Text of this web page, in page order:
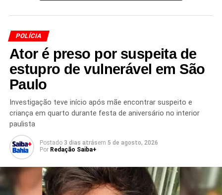
Mulher é morta a facadas no Engenho Velho da
Federação
NÃO PERCA
Bebê e três adolescentes são resgatados de
maus-tratos em Goiás
POLÍCIA
Ator é preso por suspeita de
estupro de vulnerável em São
Paulo
Investigação teve início após mãe encontrar suspeito e
criança em quarto durante festa de aniversário no interior
paulista
Postado 3 dias atrásem 5 de agosto, 2026
Por Redação Saiba+